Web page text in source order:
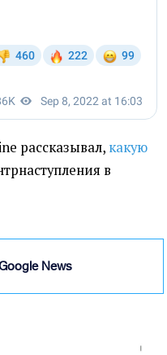
рассказывал, какую
в
News